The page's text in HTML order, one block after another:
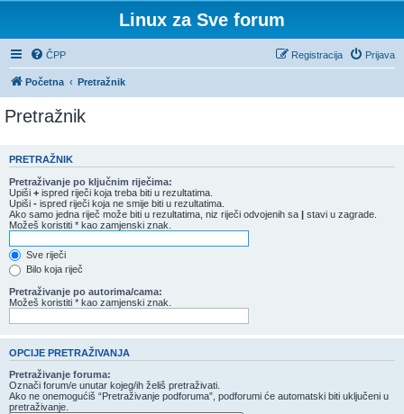
Linux za Sve forum
ČPP Prijava
Registracija
Početna Pretražnik
Pretražnik
PRETRAŽNIK
Pretraživanje po ključnim riječima:
Upiši + ispred riječi koja treba biti u rezultatima.
Upiši - ispred riječi koja ne smije biti u rezultatima.
Ako samo jedna riječ može biti u rezultatima, niz riječi odvojenih sa | stavi u zagrade.
Možeš koristiti * kao zamjenski znak.
Sve riječi
Bilo koja riječ
Pretraživanje po autorima/cama:
Možeš koristiti * kao zamjenski znak.
OPCIJE PRETRAŽIVANJA
Pretraživanje foruma:
Označi forum/e unutar kojeg/ih želiš pretraživati.
Ako ne onemogućiš “Pretraživanje podforuma”, podforumi će automatski biti uključeni u
pretraživanje.